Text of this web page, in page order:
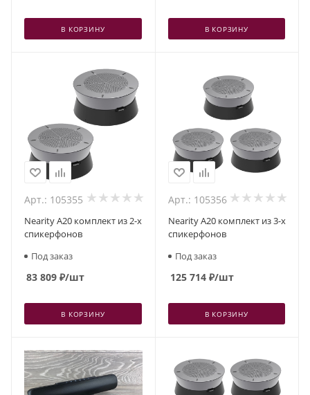
В КОРЗИНУ В КОРЗИНУ
Арт.: 105355
Nearity A20 комплект из 2-х
спикерфонов
Под заказ
83 809 ₽/шт
В КОРЗИНУ
Арт.: 105356
Nearity A20 комплект из 3-х
спикерфонов
Под заказ
125 714₽/шт
В КОРЗИНУ